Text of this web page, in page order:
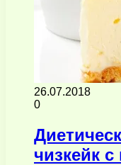
26.07.2018
0
чизкейк